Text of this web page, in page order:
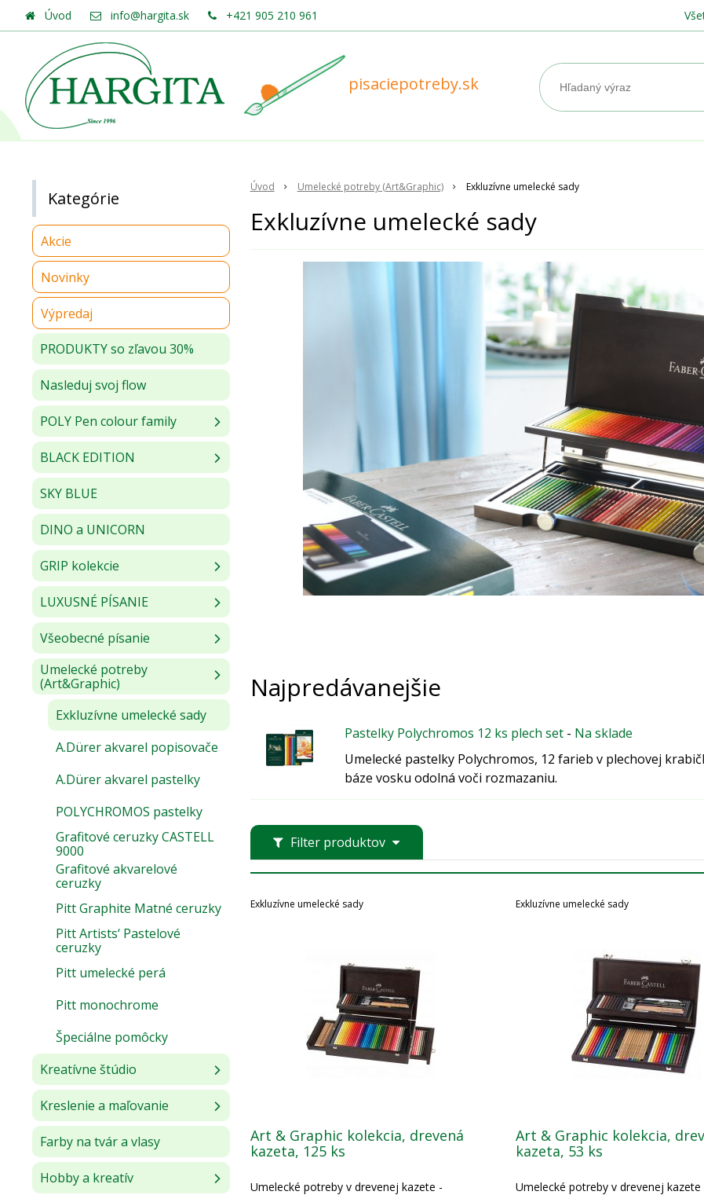
pisaciepotreby.sk
Úvod info@hargita.sk +421 905 210 961
Úvod Umelecké potreby (Art&Graphic) Exkluzívne umelecké sady
Exkluzívne umelecké sady
Najpredávanejšie
Pastelky Polychromos 12 ks plech set- Na sklade
Umelecké pastelky Polychromos, 12 farieb v plechovej
báze vosku odolná voči rozmazaniu.
Filter produktov
Exkluzívne umelecké sady
Art & Graphic kolekcia, drevená
kazeta, 125 ks
Umelecké potreby v drevenej kazete -
Exkluzívne umelecké sady
Art & Graphic kolekcia,
kazeta, 53 ks
Umelecké potreby v drevenej kazete
Kategórie
Akcie
Novinky
Výpredaj
PRODUKTY so zľavou 30%
Nasleduj svoj flow
POLY Pen colour family
BLACK EDITION
SKY BLUE
DINO a UNICORN
GRIP kolekcie
LUXUSNÉ PÍSANIE
Všeobecné písanie
Umelecké potreby
(Art&Graphic)
Exkluzívne umelecké sady
A.Dürer akvarel popisovače
A.Dürer akvarel pastelky
POLYCHROMOS pastelky
Grafitové ceruzky CASTELL
9000
Grafitové akvarelové
ceruzky
Pitt Graphite Matné ceruzky
Pitt Artists‘ Pastelové
ceruzky
Pitt umelecké perá
Pitt monochrome
Špeciálne pomôcky
Kreatívne štúdio
Kreslenie a maľovanie
Farby na tvár a vlasy
Hobby a kreatív